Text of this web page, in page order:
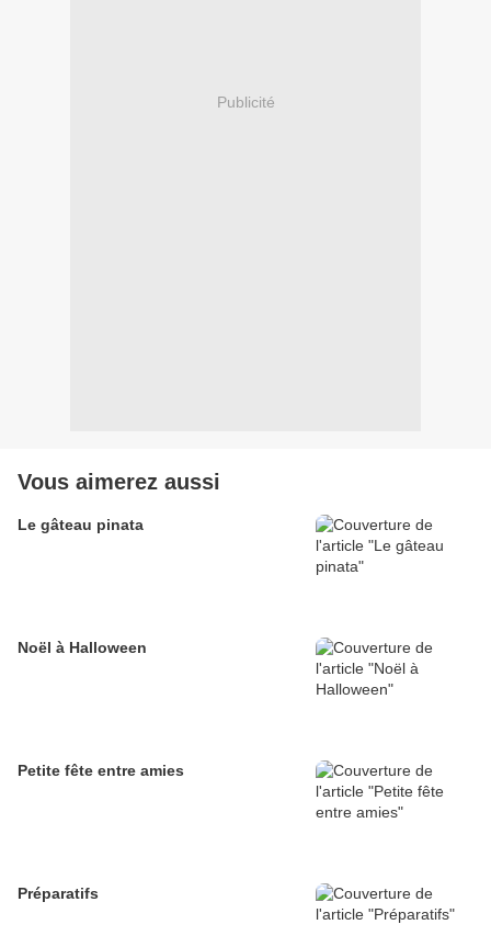
Publicité
Vous aimerez aussi
Le gâteau pinata
Noël à Halloween
Petite fête entre amies
Préparatifs